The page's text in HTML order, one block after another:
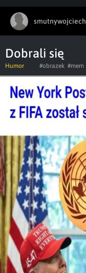
smutnywojciech
Dobrali się
Humor #obrazek #mem